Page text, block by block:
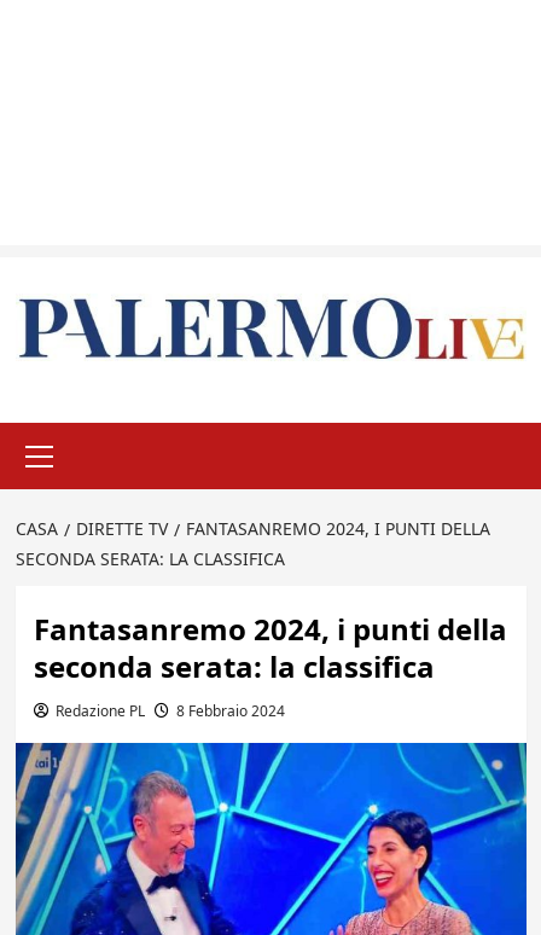
principale
CASA DIRETTE TV
FANTASANREMO 2024, I PUNTI DELLA
SECONDA SERATA: LA CLASSIFICA
Fantasanremo 2024, i punti della
seconda serata: la classifica
Redazione PL 8 Febbraio 2024